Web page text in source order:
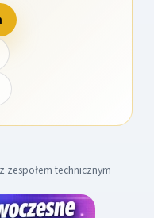
zespołem technicznym